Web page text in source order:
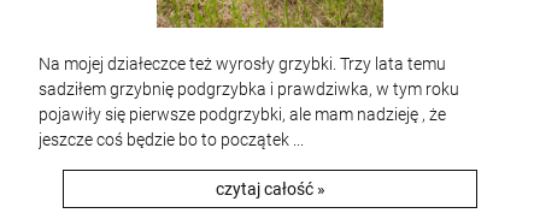
Na mojej działeczce też wyrosły grzybki. Trzy lata temu
sadziłem grzybnię podgrzybka i prawdziwka, w tym roku
pojawiły się pierwsze podgrzybki, ale mam nadzieję , że
jeszcze coś będzie bo to początek ...
czytaj całość »